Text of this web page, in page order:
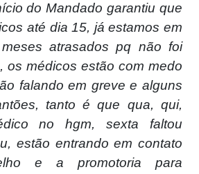
do Mandado garantiu que
até dia 15, já estamos em
atrasados pq não foi
os médicos estão com medo
falando em greve e alguns
tanto é que qua, qui,
no hgm, sexta faltou
estão entrando em contato
e a promotoria para